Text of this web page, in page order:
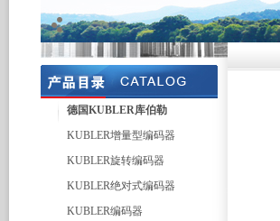
德国KUBLER库伯勒
KUBLER增量型编码器
KUBLER旋转编码器
KUBLER绝对式编码器
KUBLER编码器